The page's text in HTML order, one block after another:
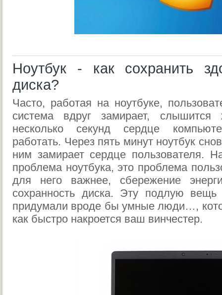
Ноутбук - как сохранить
диска?
Часто, работая на ноутбуке,
система вдруг замирает,
несколько секунд сердце
работать. Через пять минут ноутбук
ним замирает сердце пользователя.
проблема ноутбука, это проблема
для него важнее, сбережение
сохранность диска. Эту подлую
придумали вроде бы умные люди…,
как быстро накроется ваш винчестер.